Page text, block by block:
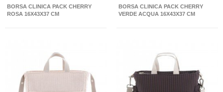
BORSA CLINICA PACK CHERRY
ROSA 16X43X37 CM
BORSA CLINICA PACK CHERRY
VERDE ACQUA 16X43X37 CM